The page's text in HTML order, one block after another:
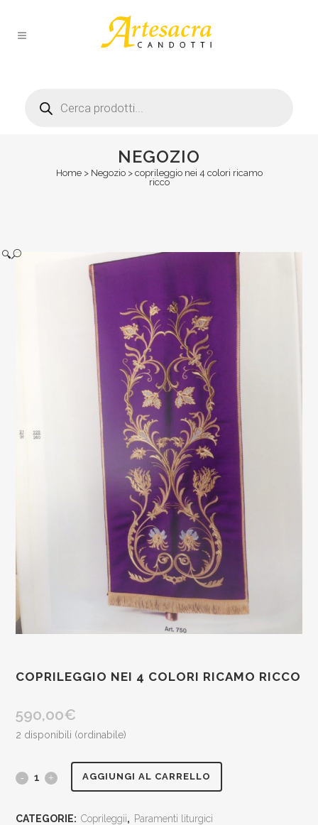
search
NEGOZIO
Home> Negozio> coprileggio nei 4 colori ricamo
ricco
🔍
COPRILEGGIO NEI 4 COLORI RICAMO RICCO
590,00€
2 disponibili (ordinabile)
coprileggio AGGIUNGI AL CARRELLO
CATEGORIE: Coprileggii, Paramenti liturgici